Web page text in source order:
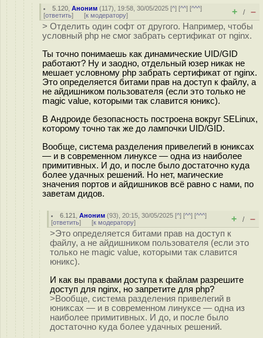
5.120 ,Аноним (117), 19:58, 30/05/2025 [^] [^^] [^^^]
[ответить] [к модератору] + / –
> Отделить один софт от другого. Например, чтобы
условный php не смог забрать сертификат от nginx.
Ты точно понимаешь как динамические UID/GID
работают? Ну и заодно, отдельный юзер никак не
мешает условному php забрать сертификат от nginx.
Это определяется битами прав на доступ к файлу, а
не айдишником пользователя (если это только не
magic value, которыми так славится юникс).
В Андроиде безопасность построена вокруг SELinux,
которому точно так же до лампочки UID/GID.
Вообще, система разделения привелегий в юниксах
— и в современном линуксе — одна из наиболее
примитивных. И до, и после было достаточно куда
более удачных решений. Но нет, магические
значения портов и айдишников всё равно с нами, по
заветам дидов.
6.121 ,Аноним (93), 20:15, 30/05/2025 [^] [^^] [^^^]
[ответить] [к модератору] + / –
>Это определяется битами прав на доступ к
файлу, а не айдишником пользователя (если это
только не magic value, которыми так славится
юникс).
И как вы правами доступа к файлам разрешите
доступ для nginx, но запретите для php?
>Вообще, система разделения привелегий в
юниксах — и в современном линуксе — одна из
наиболее примитивных. И до, и после было
достаточно куда более удачных решений.